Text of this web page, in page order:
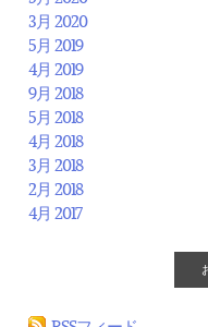
3月 2020
5月 2019
4月 2019
9月 2018
5月 2018
4月 2018
3月 2018
2月 2018
4月 2017